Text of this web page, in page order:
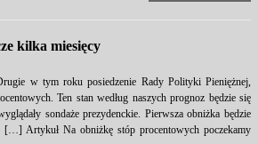
kilka miesięcy
w tym roku posiedzenie Rady Polityki Pieniężnej,
Ten stan według naszych prognoz będzie się
sondaże prezydenckie. Pierwsza obniżka będzie
Artykuł Na obniżkę stóp procentowych poczekamy